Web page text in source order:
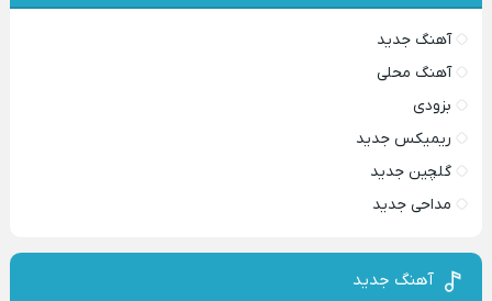
آهنگ جدید
آهنگ محلی
بزودی
ریمیکس جدید
گلچین جدید
مداحی جدید
آهنگ جدید